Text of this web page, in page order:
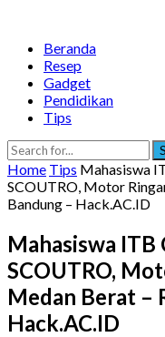
Beranda
Resep
Gadget
Pendidikan
Tips
Home Tips Mahasiswa
SCOUTRO, Motor
Bandung – Hack.AC.ID
Mahasiswa
SCOUTRO,
Medan Berat –
Hack.AC.ID